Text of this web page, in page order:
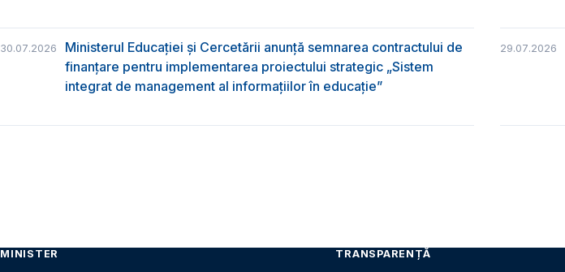
30.07.2026
Ministerul Educației și Cercetării anunță semnarea contractului de
finanțare pentru implementarea proiectului strategic „Sistem
integrat de management al informațiilor în educație”
29.07.2026
MINISTER TRANSPARENȚĂ